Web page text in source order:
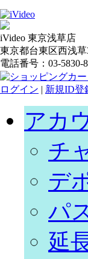
iVideo 東京浅草店
東京都台東区西浅草
電話番号：03-5830-
ログイン | 新規ID登
アカ
チ
デ
パ
延